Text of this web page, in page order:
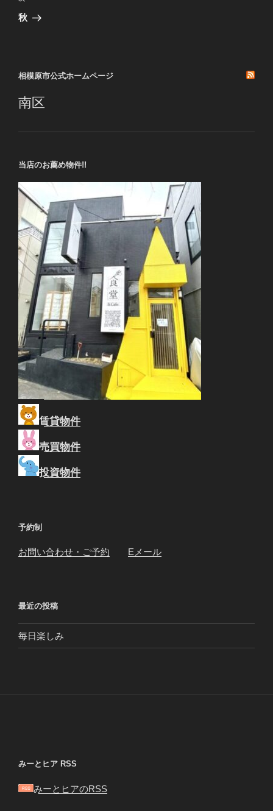
ゲ
ン
の
秋
相模原市公式ホームページ
南区
当店のお薦め物件!!
賃貸物件
売買物件
投資物件
予約制
お問い合わせ・ご予約 Eメール
最近の投稿
毎日楽しみ
みーとヒア RSS
みーとヒアのRSS